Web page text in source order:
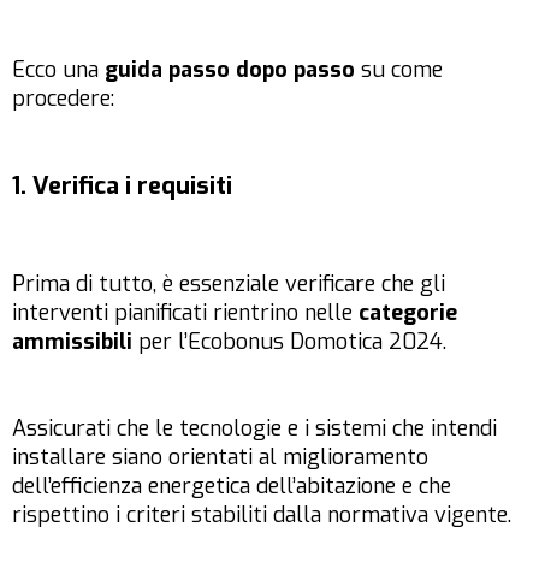
Ecco una guida passo dopo passo su come
procedere:
1. Verifica i requisiti
Prima di tutto, è essenziale verificare che gli
interventi pianificati rientrino nelle categorie
ammissibili per l’Ecobonus Domotica 2024.
Assicurati che le tecnologie e i sistemi che intendi
installare siano orientati al miglioramento
dell’efficienza energetica dell’abitazione e che
rispettino i criteri stabiliti dalla normativa vigente.